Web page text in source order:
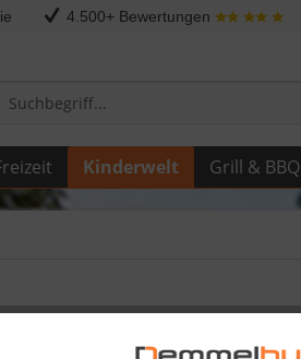
4.500+ Bewertungen
Kinderwelt Grill & BBQ
BRONCO